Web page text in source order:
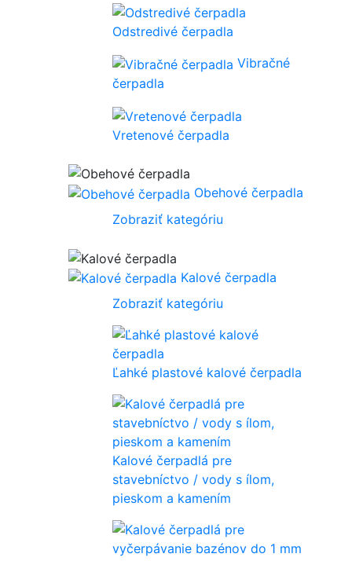
Odstredivé čerpadla
Vibračné
čerpadla
Vretenové čerpadla
Obehové čerpadla
Zobraziť kategóriu
Kalové čerpadla
Zobraziť kategóriu
Ľahké plastové kalové čerpadla
Kalové čerpadlá pre
stavebníctvo / vody s ílom,
pieskom a kamením